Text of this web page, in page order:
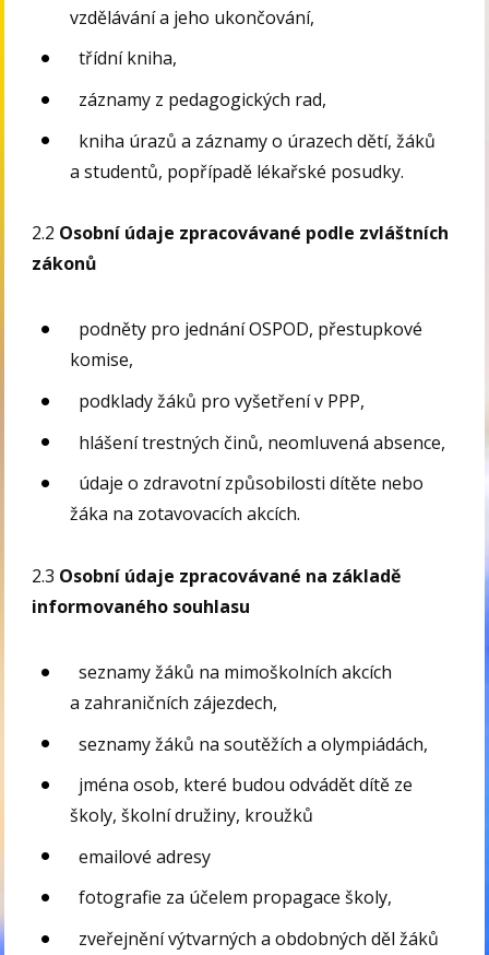
vzdělávání a jeho ukončování,
třídní kniha,
záznamy z pedagogických rad,
kniha úrazů a záznamy o úrazech dětí, žáků
a studentů, popřípadě lékařské posudky.
2.2 Osobní údaje zpracovávané podle zvláštních
zákonů
podněty pro jednání OSPOD, přestupkové
komise,
podklady žáků pro vyšetření v PPP,
hlášení trestných činů, neomluvená absence,
údaje o zdravotní způsobilosti dítěte nebo
žáka na zotavovacích akcích.
2.3 Osobní údaje zpracovávané na základě
informovaného souhlasu
seznamy žáků na mimoškolních akcích
a zahraničních zájezdech,
seznamy žáků na soutěžích a olympiádách,
jména osob, které budou odvádět dítě ze
školy, školní družiny, kroužků
emailové adresy
fotografie za účelem propagace školy,
zveřejnění výtvarných a obdobných děl žáků